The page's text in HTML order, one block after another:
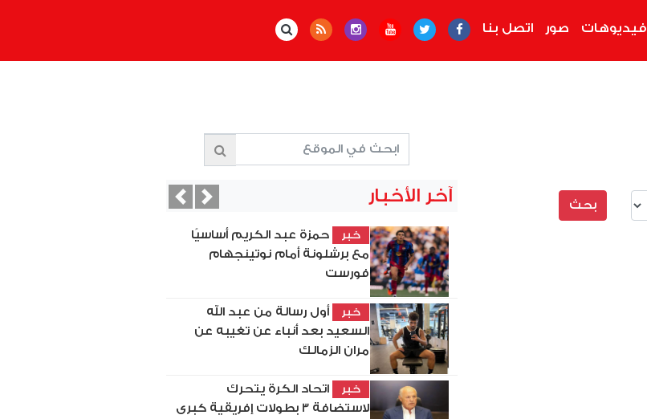
فيديوهات صور اتصل بنا
آخر الأخبار
خبر
حمزة عبد الكريم أساسيًا
مع برشلونة أمام نوتينجهام
فورست
خبر
أول رسالة من عبد الله
السعيد بعد أنباء عن تغيبه عن
مران الزمالك
خبر
اتحاد الكرة يتحرك
لاستضافة 3 بطولات إفريقية كبرى
PreviousNext